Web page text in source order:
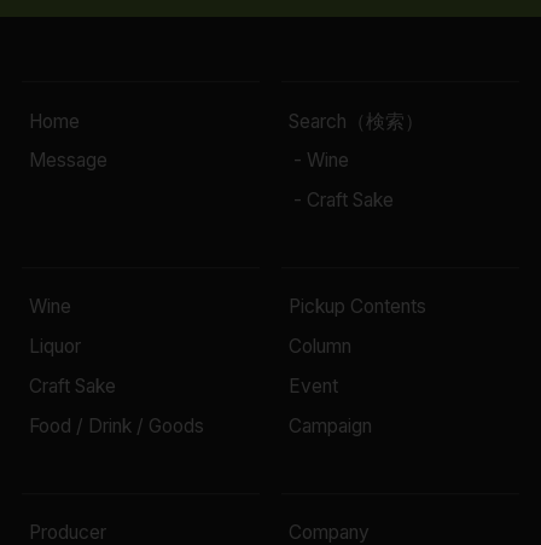
Home
Message
Search（検索）
- Wine
- Craft Sake
Wine
Liquor
Craft Sake
Food / Drink / Goods
Pickup Contents
Column
Event
Campaign
Producer
Company